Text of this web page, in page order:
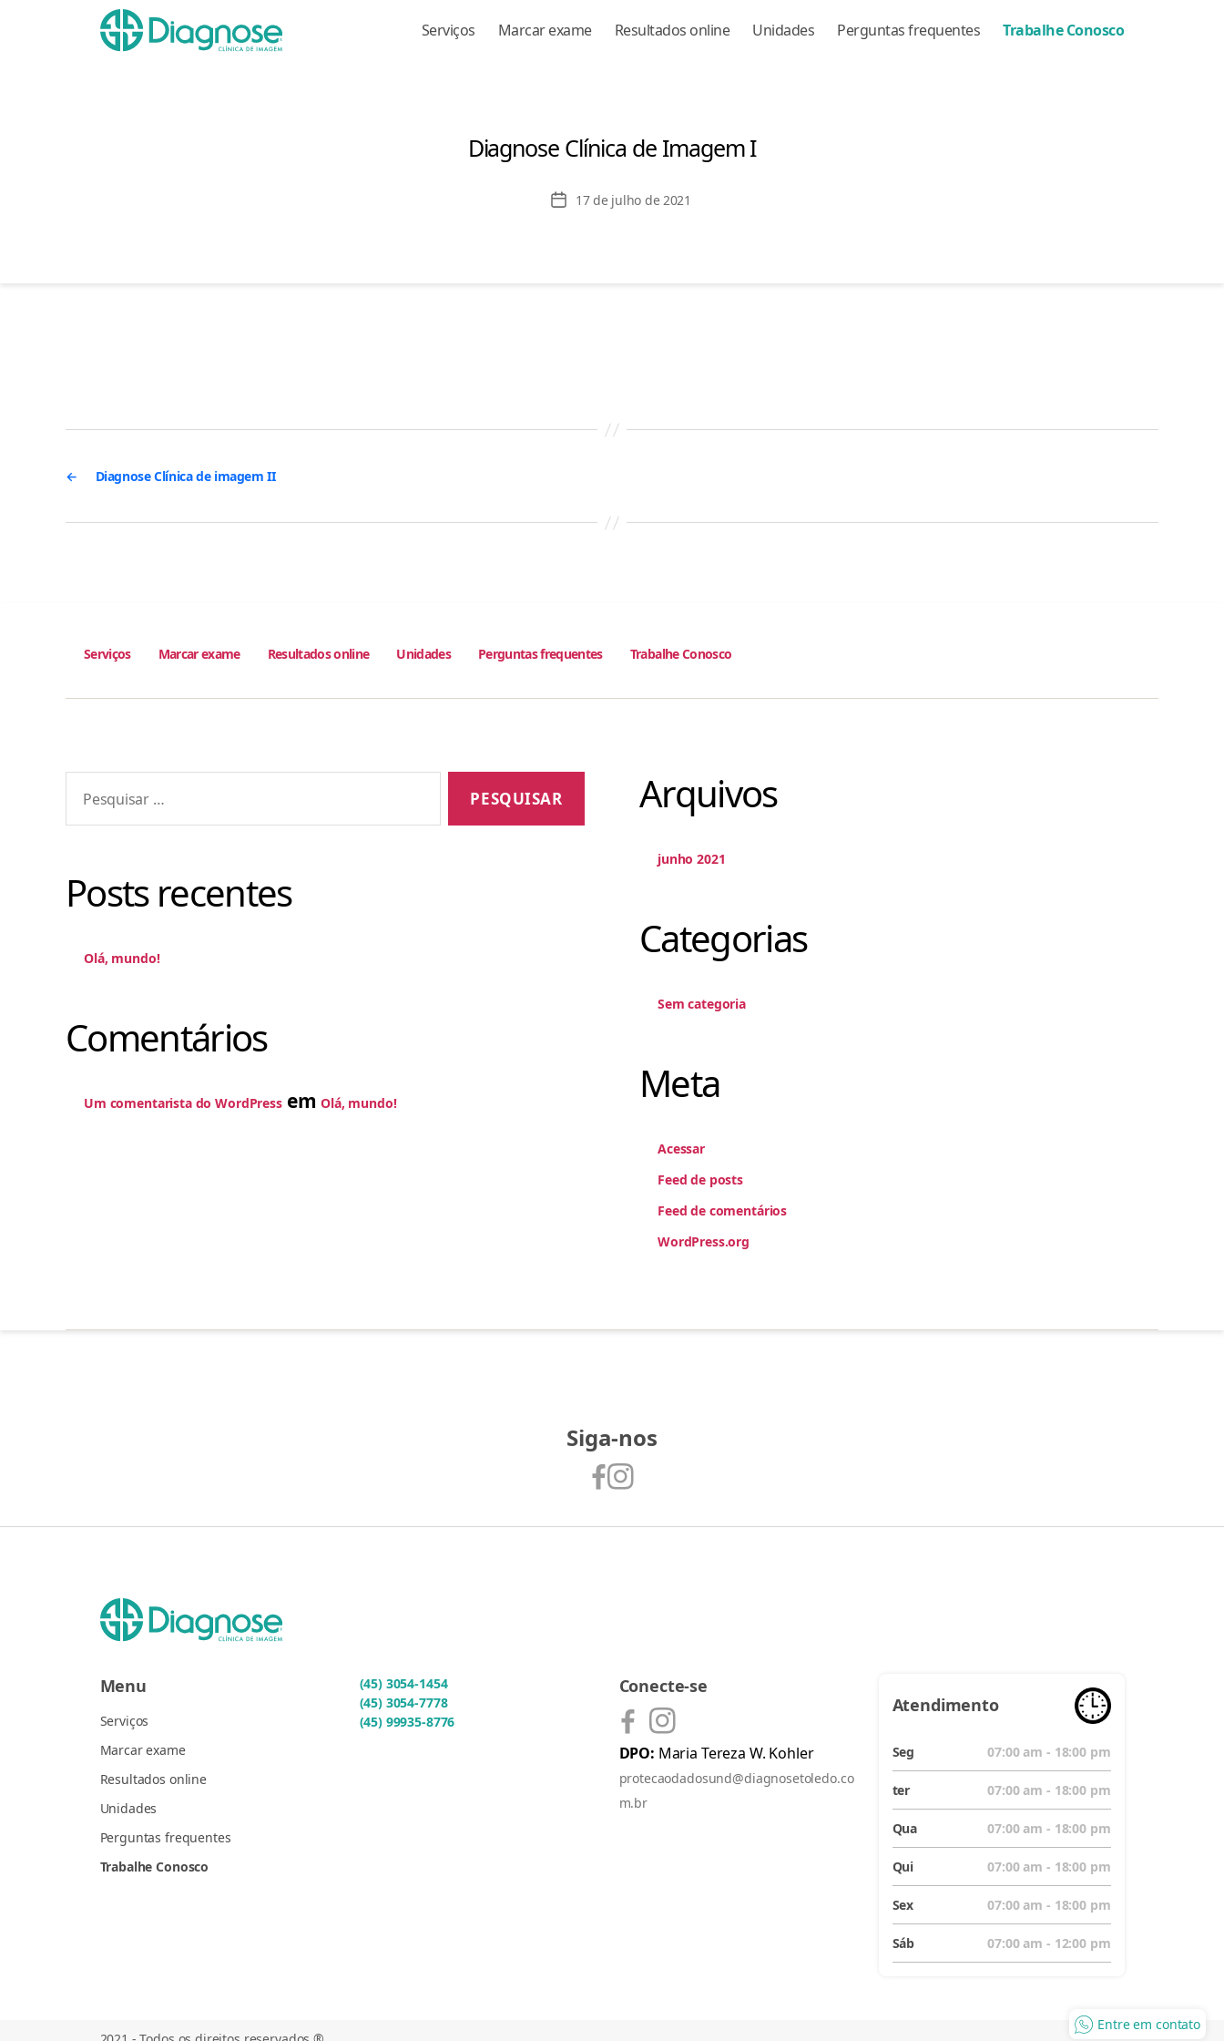
Serviços Marcar exame Resultados online Unidades Perguntas frequentes Trabalhe Conosco
Diagnose Clínica de Imagem I
Data17 de julho de 2021
← Diagnose Clínica de imagem II
Serviços Marcar exame Resultados online Unidades Perguntas frequentes Trabalhe Conosco
por:
Posts recentes
Olá, mundo!
Comentários
Um comentarista do WordPressemOlá, mundo!
Arquivos
junho 2021
Categorias
Sem categoria
Meta
Acessar
Feed de posts
Feed de comentários
WordPress.org
Siga-nos
Menu
Serviços
Marcar exame
Resultados online
Unidades
Perguntas frequentes
Trabalhe Conosco
(45) 3054-1454
(45) 3054-7778
(45) 99935-8776
Conecte-se
DPO: Maria Tereza W. Kohler
protecaodadosund@diagnosetoledo.co
m.br
Atendimento
Seg 07:00 am - 18:00 pm
ter 07:00 am - 18:00 pm
Qua 07:00 am - 18:00 pm
Qui 07:00 am - 18:00 pm
Sex 07:00 am - 18:00 pm
Sáb 07:00 am - 12:00 pm
Entre em contato